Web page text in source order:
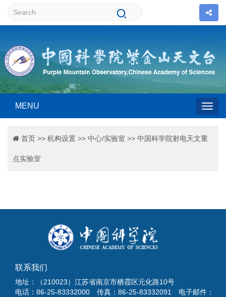
MENU
首页 >> 机构设置 >> 中心/实验室 >> 中国科学院射电天文重
点实验室
联系我们
地址：（210023）江苏省南京市栖霞区元化路10号
电话：86-25-83332000 传真：86-25-83332091 电子邮件：